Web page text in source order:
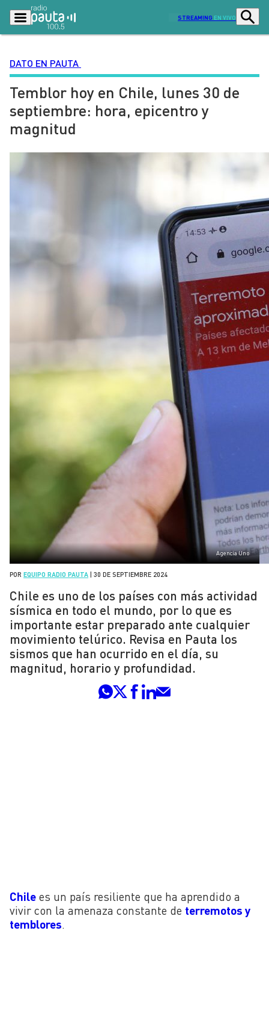
STREAMING EN VIVO
Podcasts Programas
Lo Último
Ciudad
Tendencias Deportes
Opinión
DATO EN PAUTA
Temblor hoy en Chile, lunes 30 de
septiembre: hora, epicentro y
magnitud
Agencia Uno
POR EQUIPO RADIO PAUTA 30 DE SEPTIEMBRE 2024
Chile es uno de los países con más actividad
sísmica en todo el mundo, por lo que es
importante estar preparado ante cualquier
movimiento telúrico. Revisa en Pauta los
sismos que han ocurrido en el día, su
magnitud, horario y profundidad.
Chile es un país resiliente que ha aprendido a
vivir con la amenaza constante de terremotos y
temblores